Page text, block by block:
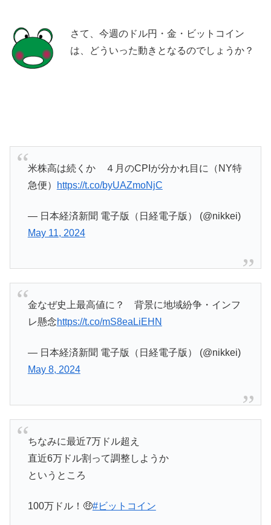
さて、今週のドル円・金・ビットコイン
は、どういった動きとなるのでしょうか？
米株高は続くか ４月のCPIが分かれ目に（NY特
急便）
https://t.co/byUAZmoNjC
— 日本経済新聞 電子版（日経電子版） (@nikkei)
May 11, 2024
金なぜ史上最高値に？ 背景に地域紛争・インフ
レ懸念https://t.co/mS8eaLiEHN
— 日本経済新聞 電子版（日経電子版） (@nikkei)
May 8, 2024
ちなみに最近7万ドル超え
直近6万ドル割って調整しようか
というところ
100万ドル！🤑#ビットコイン